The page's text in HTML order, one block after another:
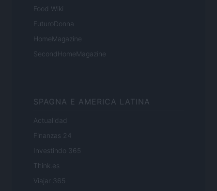
Food Wiki
FuturoDonna
HomeMagazine
SecondHomeMagazine
SPAGNA E AMERICA LATINA
Actualidad
Finanzas 24
Investindo 365
Think.es
Viajar 365